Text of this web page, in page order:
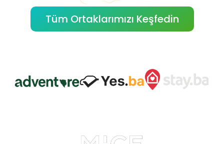
Tüm Ortaklarımızı Keşfedin